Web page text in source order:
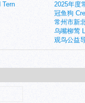
2025年度
冠鱼狗
常州市新
乌嘴柳莺
观鸟公益
Tern